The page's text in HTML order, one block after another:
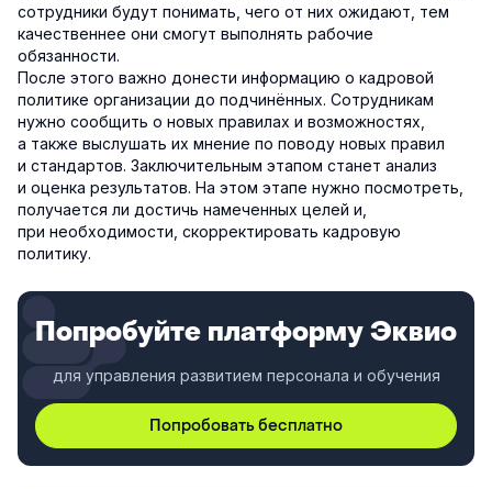
сотрудники будут понимать, чего от них ожидают, тем
качественнее они смогут выполнять рабочие
обязанности.
После этого важно донести информацию о кадровой
политике организации до подчинённых. Сотрудникам
нужно сообщить о новых правилах и возможностях,
а также выслушать их мнение по поводу новых правил
и стандартов. Заключительным этапом станет анализ
и оценка результатов. На этом этапе нужно посмотреть,
получается ли достичь намеченных целей и,
при необходимости, скорректировать кадровую
политику.
Попробуйте платформу Эквио
для управления развитием персонала и обучения
Попробовать бесплатно